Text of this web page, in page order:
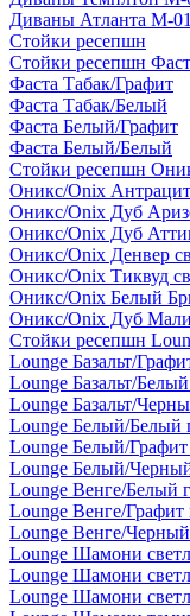
Диваны Атланта М-01
Стойки ресепшн
Стойки ресепшн
Фаста Табак/Графит
Фаста Табак/Белый
Фаста Белый/Графит
Фаста Белый/Белый
Стойки ресепшн
Оникс/Onix Антрацит
Оникс/Onix Дуб
Оникс/Onix Дуб
Оникс/Onix Денвер
Оникс/Onix Тиквуд
Оникс/Onix Белый
Оникс/Onix Дуб Мали
Стойки ресепшн
Lounge Базальт/
Lounge Базальт/
Lounge Базальт/
Lounge Белый/Белый
Lounge Белый/
Lounge Белый/
Lounge Венге/Белый
Lounge Венге/
Lounge Венге/Черный
Lounge Шамони
Lounge Шамони
Lounge Шамони